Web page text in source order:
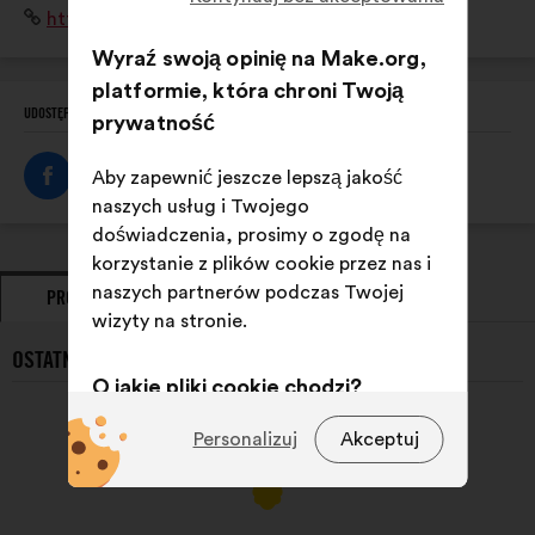
problématique, La valorisation de l'apprentissage, ses
métiers, ses parcours...
Strona
internetowa:
https://www.anaf.fr/
UDOSTĘPNIJ TEN PROFIL
PROPOZYCJE ZAJĘTE STANOWISKA
OSTATNIE PROPOZYCJE {NAME}}:
Wyraź swoją opinię na Make.org,
platformie, która chroni Twoją
prywatność
Aby zapewnić jeszcze lepszą jakość
naszych usług i Twojego
doświadczenia, prosimy o zgodę na
korzystanie z plików cookie przez nas i
naszych partnerów podczas Twojej
wizyty na stronie.
O jakie pliki cookie chodzi?
Techniczne:pliki cookie niezbędne
do funkcjonowania strony
Preferencyjne: pliki cookie
Akceptuj
Personalizuj